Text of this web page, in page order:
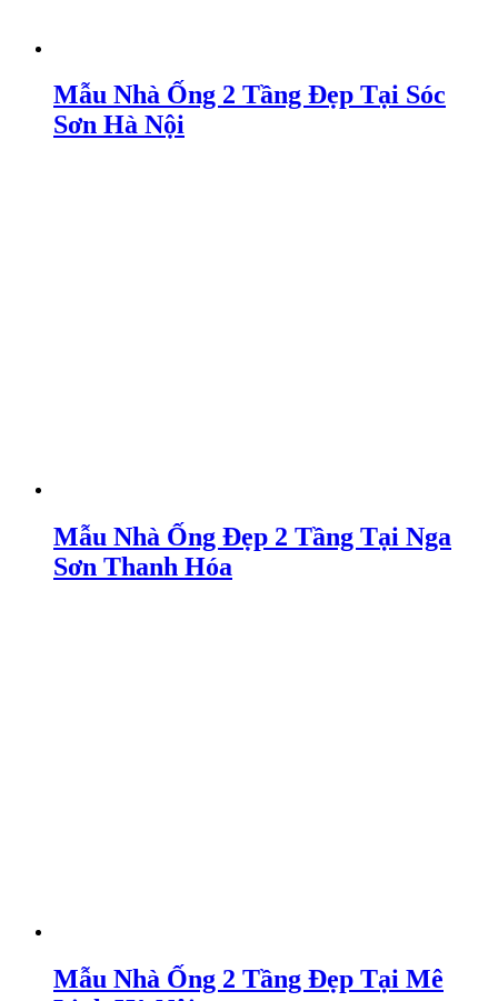
Mẫu Nhà Ống 2 Tầng Đẹp Tại Sóc
Sơn Hà Nội
Mẫu Nhà Ống Đẹp 2 Tầng Tại Nga
Sơn Thanh Hóa
Mẫu Nhà Ống 2 Tầng Đẹp Tại Mê